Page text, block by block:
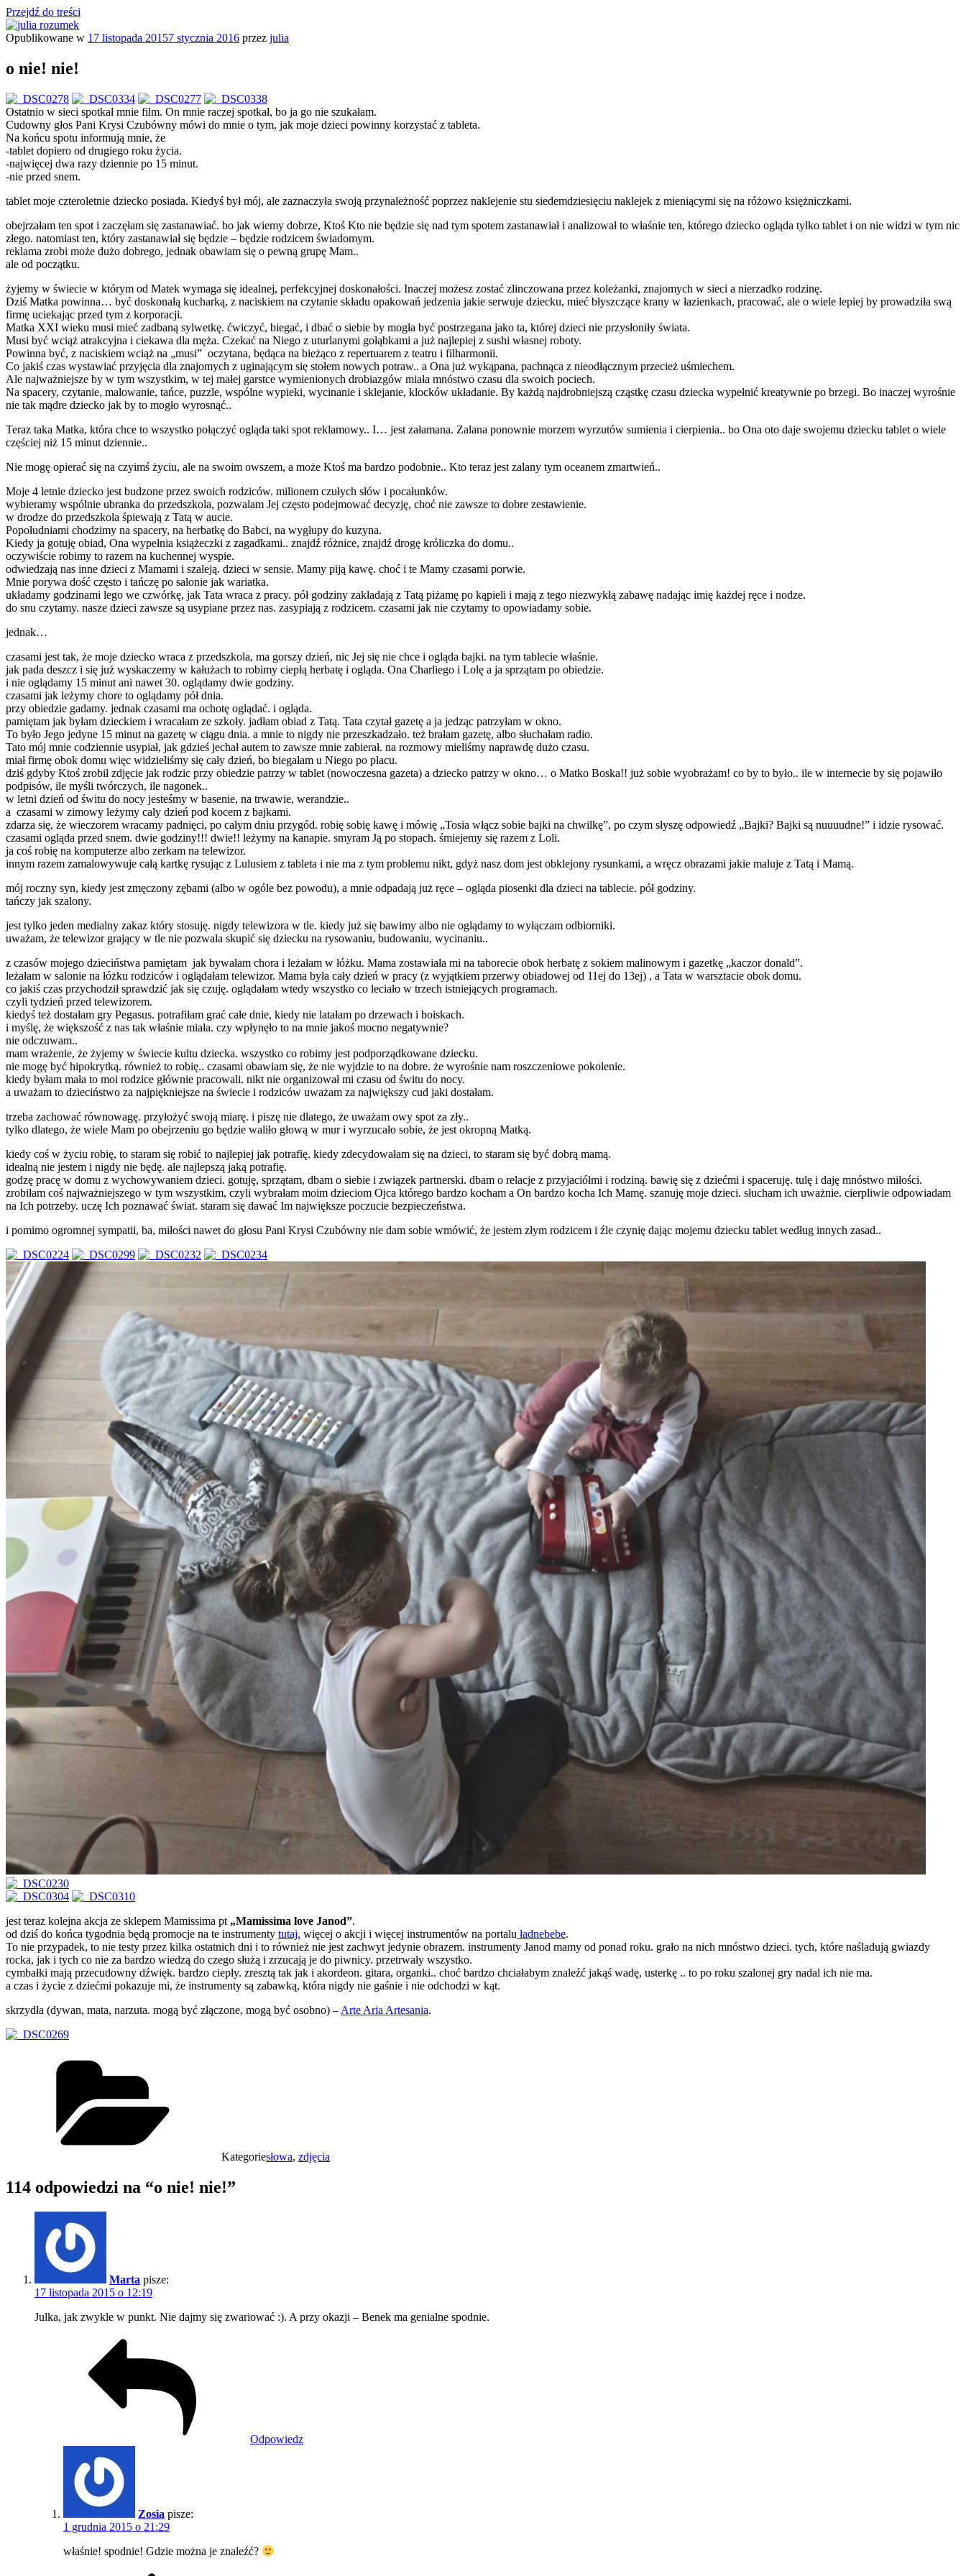
Przejdź do treści
Opublikowane w 17 listopada 20157 stycznia 2016 przez julia
o nie! nie!
Ostatnio w sieci spotkał mnie film. On mnie raczej spotkał, bo ja go nie szukałam.
Cudowny głos Pani Krysi Czubówny mówi do mnie o tym, jak moje dzieci powinny korzystać z tableta.
Na końcu spotu informują mnie, że
-tablet dopiero od drugiego roku życia.
-najwięcej dwa razy dziennie po 15 minut.
-nie przed snem.
tablet moje czteroletnie dziecko posiada. Kiedyś był mój, ale zaznaczyła swoją przynależność poprzez naklejenie stu siedemdziesięciu naklejek z mieniącymi się na różowo księżniczkami.
obejrzałam ten spot i zaczęłam się zastanawiać. bo jak wiemy dobrze, Ktoś Kto nie będzie się nad tym spotem zastanawiał i analizował to właśnie ten, którego dziecko ogląda tylko tablet i on nie widzi w tym nic
złego. natomiast ten, który zastanawiał się będzie – będzie rodzicem świadomym.
reklama zrobi może dużo dobrego, jednak obawiam się o pewną grupę Mam..
ale od początku.
żyjemy w świecie w którym od Matek wymaga się idealnej, perfekcyjnej doskonałości. Inaczej możesz zostać zlinczowana przez koleżanki, znajomych w sieci a nierzadko rodzinę.
Dziś Matka powinna… być doskonałą kucharką, z naciskiem na czytanie składu opakowań jedzenia jakie serwuje dziecku, mieć błyszczące krany w łazienkach, pracować, ale o wiele lepiej by prowadziła swą
firmę uciekając przed tym z korporacji.
Matka XXI wieku musi mieć zadbaną sylwetkę. ćwiczyć, biegać, i dbać o siebie by mogła być postrzegana jako ta, której dzieci nie przysłoniły świata.
Musi być wciąż atrakcyjna i ciekawa dla męża. Czekać na Niego z uturlanymi gołąbkami a już najlepiej z sushi własnej roboty.
Powinna być, z naciskiem wciąż na „musi” oczytana, będąca na bieżąco z repertuarem z teatru i filharmonii.
Co jakiś czas wystawiać przyjęcia dla znajomych z uginającym się stołem nowych potraw.. a Ona już wykąpana, pachnąca z nieodłącznym przecież uśmiechem.
Ale najważniejsze by w tym wszystkim, w tej małej garstce wymienionych drobiazgów miała mnóstwo czasu dla swoich pociech.
Na spacery, czytanie, malowanie, tańce, puzzle, wspólne wypieki, wycinanie i sklejanie, klocków układanie. By każdą najdrobniejszą cząstkę czasu dziecka wypełnić kreatywnie po brzegi. Bo inaczej wyrośnie
nie tak mądre dziecko jak by to mogło wyrosnąć..
Teraz taka Matka, która chce to wszystko połączyć ogląda taki spot reklamowy.. I… jest załamana. Zalana ponownie morzem wyrzutów sumienia i cierpienia.. bo Ona oto daje swojemu dziecku tablet o wiele
częściej niż 15 minut dziennie..
Nie mogę opierać się na czyimś życiu, ale na swoim owszem, a może Ktoś ma bardzo podobnie.. Kto teraz jest zalany tym oceanem zmartwień..
Moje 4 letnie dziecko jest budzone przez swoich rodziców. milionem czułych słów i pocałunków.
wybieramy wspólnie ubranka do przedszkola, pozwalam Jej często podejmować decyzję, choć nie zawsze to dobre zestawienie.
w drodze do przedszkola śpiewają z Tatą w aucie.
Popołudniami chodzimy na spacery, na herbatkę do Babci, na wygłupy do kuzyna.
Kiedy ja gotuję obiad, Ona wypełnia książeczki z zagadkami.. znajdź różnice, znajdź drogę króliczka do domu..
oczywiście robimy to razem na kuchennej wyspie.
odwiedzają nas inne dzieci z Mamami i szaleją. dzieci w sensie. Mamy piją kawę. choć i te Mamy czasami porwie.
Mnie porywa dość często i tańczę po salonie jak wariatka.
układamy godzinami lego we czwórkę, jak Tata wraca z pracy. pół godziny zakładają z Tatą piżamę po kąpieli i mają z tego niezwykłą zabawę nadając imię każdej ręce i nodze.
do snu czytamy. nasze dzieci zawsze są usypiane przez nas. zasypiają z rodzicem. czasami jak nie czytamy to opowiadamy sobie.
jednak…
czasami jest tak, że moje dziecko wraca z przedszkola, ma gorszy dzień, nic Jej się nie chce i ogląda bajki. na tym tablecie właśnie.
jak pada deszcz i się już wyskaczemy w kałużach to robimy ciepłą herbatę i ogląda. Ona Charliego i Lolę a ja sprzątam po obiedzie.
i nie oglądamy 15 minut ani nawet 30. oglądamy dwie godziny.
czasami jak leżymy chore to oglądamy pół dnia.
przy obiedzie gadamy. jednak czasami ma ochotę oglądać. i ogląda.
pamiętam jak byłam dzieckiem i wracałam ze szkoły. jadłam obiad z Tatą. Tata czytał gazetę a ja jedząc patrzyłam w okno.
To było Jego jedyne 15 minut na gazetę w ciągu dnia. a mnie to nigdy nie przeszkadzało. też brałam gazetę, albo słuchałam radio.
Tato mój mnie codziennie usypiał, jak gdzieś jechał autem to zawsze mnie zabierał. na rozmowy mieliśmy naprawdę dużo czasu.
miał firmę obok domu więc widzieliśmy się cały dzień, bo biegałam u Niego po placu.
dziś gdyby Ktoś zrobił zdjęcie jak rodzic przy obiedzie patrzy w tablet (nowoczesna gazeta) a dziecko patrzy w okno… o Matko Boska!! już sobie wyobrażam! co by to było.. ile w internecie by się pojawiło
podpisów, ile myśli twórczych, ile nagonek..
w letni dzień od świtu do nocy jesteśmy w basenie, na trwawie, werandzie..
a czasami w zimowy leżymy cały dzień pod kocem z bajkami.
zdarza się, że wieczorem wracamy padnięci, po całym dniu przygód. robię sobię kawę i mówię „Tosia włącz sobie bajki na chwilkę”, po czym słyszę odpowiedź „Bajki? Bajki są nuuuudne!” i idzie rysować.
czasami ogląda przed snem. dwie godziny!!! dwie!! leżymy na kanapie. smyram Ją po stopach. śmiejemy się razem z Loli.
ja coś robię na komputerze albo zerkam na telewizor.
innym razem zamalowywuje całą kartkę rysując z Lulusiem z tableta i nie ma z tym problemu nikt, gdyż nasz dom jest obklejony rysunkami, a wręcz obrazami jakie maluje z Tatą i Mamą.
mój roczny syn, kiedy jest zmęczony zębami (albo w ogóle bez powodu), a mnie odpadają już ręce – ogląda piosenki dla dzieci na tablecie. pół godziny.
tańczy jak szalony.
jest tylko jeden medialny zakaz który stosuję. nigdy telewizora w tle. kiedy już się bawimy albo nie oglądamy to wyłączam odbiorniki.
uważam, że telewizor grający w tle nie pozwala skupić się dziecku na rysowaniu, budowaniu, wycinaniu..
z czasów mojego dzieciństwa pamiętam jak bywałam chora i leżałam w łóżku. Mama zostawiała mi na taborecie obok herbatę z sokiem malinowym i gazetkę „kaczor donald”.
leżałam w salonie na łóżku rodziców i oglądałam telewizor. Mama była cały dzień w pracy (z wyjątkiem przerwy obiadowej od 11ej do 13ej) , a Tata w warsztacie obok domu.
co jakiś czas przychodził sprawdzić jak się czuję. oglądałam wtedy wszystko co leciało w trzech istniejących programach.
czyli tydzień przed telewizorem.
kiedyś też dostałam gry Pegasus. potrafiłam grać całe dnie, kiedy nie latałam po drzewach i boiskach.
i myślę, że większość z nas tak właśnie miała. czy wpłynęło to na mnie jakoś mocno negatywnie?
nie odczuwam..
mam wrażenie, że żyjemy w świecie kultu dziecka. wszystko co robimy jest podporządkowane dziecku.
nie mogę być hipokrytką. również to robię.. czasami obawiam się, że nie wyjdzie to na dobre. że wyrośnie nam roszczeniowe pokolenie.
kiedy byłam mała to moi rodzice głównie pracowali. nikt nie organizował mi czasu od świtu do nocy.
a uważam to dzieciństwo za najpiękniejsze na świecie i rodziców uważam za największy cud jaki dostałam.
trzeba zachować równowagę. przyłożyć swoją miarę. i piszę nie dlatego, że uważam owy spot za zły..
tylko dlatego, że wiele Mam po obejrzeniu go będzie waliło głową w mur i wyrzucało sobie, że jest okropną Matką.
kiedy coś w życiu robię, to staram się robić to najlepiej jak potrafię. kiedy zdecydowałam się na dzieci, to staram się być dobrą mamą.
idealną nie jestem i nigdy nie będę. ale najlepszą jaką potrafię.
godzę pracę w domu z wychowywaniem dzieci. gotuję, sprzątam, dbam o siebie i związek partnerski. dbam o relacje z przyjaciółmi i rodziną. bawię się z dziećmi i spaceruję. tulę i daję mnóstwo miłości.
zrobiłam coś najważniejszego w tym wszystkim, czyli wybrałam moim dzieciom Ojca którego bardzo kocham a On bardzo kocha Ich Mamę. szanuję moje dzieci. słucham ich uważnie. cierpliwie odpowiadam
na Ich potrzeby. uczę Ich poznawać świat. staram się dawać Im największe poczucie bezpieczeństwa.
i pomimo ogromnej sympatii, ba, miłości nawet do głosu Pani Krysi Czubówny nie dam sobie wmówić, że jestem złym rodzicem i źle czynię dając mojemu dziecku tablet według innych zasad..
jest teraz kolejna akcja ze sklepem Mamissima pt „Mamissima love Janod”.
od dziś do końca tygodnia będą promocje na te instrumenty tutaj. więcej o akcji i więcej instrumentów na portalu ładnebebe.
To nie przypadek, to nie testy przez kilka ostatnich dni i to również nie jest zachwyt jedynie obrazem. instrumenty Janod mamy od ponad roku. grało na nich mnóstwo dzieci. tych, które naśladują gwiazdy
rocka, jak i tych co nie za bardzo wiedzą do czego służą i zrzucają je do piwnicy. przetrwały wszystko.
cymbałki mają przecudowny dźwięk. bardzo ciepły. zresztą tak jak i akordeon. gitara, organki.. choć bardzo chciałabym znaleźć jakąś wadę, usterkę .. to po roku szalonej gry nadal ich nie ma.
a czas i życie z dziećmi pokazuje mi, że instrumenty są zabawką, która nigdy nie gaśnie i nie odchodzi w kąt.
skrzydła (dywan, mata, narzuta. mogą być złączone, mogą być osobno) – Arte Aria Artesania.
Kategoriesłowa, zdjęcia
114 odpowiedzi na “o nie! nie!”
Marta pisze:
17 listopada 2015 o 12:19
Julka, jak zwykle w punkt. Nie dajmy się zwariować :). A przy okazji – Benek ma genialne spodnie.
Odpowiedz
Zosia pisze:
1 grudnia 2015 o 21:29
właśnie! spodnie! Gdzie można je znaleźć?